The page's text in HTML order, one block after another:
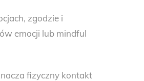
zgodzie i
emocji lub mindful
fizyczny kontakt